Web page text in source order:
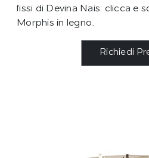
fissi di Devina Nais: clicca e
Morphis in legno.
Richiedi